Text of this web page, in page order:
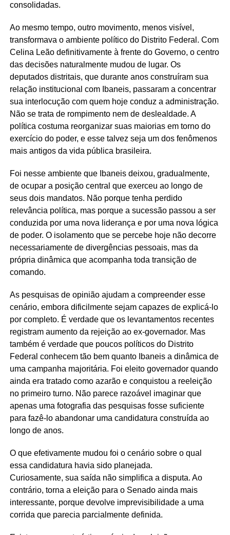
consolidadas.
Ao mesmo tempo, outro movimento, menos visível,
transformava o ambiente político do Distrito Federal. Com
Celina Leão definitivamente à frente do Governo, o centro
das decisões naturalmente mudou de lugar. Os
deputados distritais, que durante anos construíram sua
relação institucional com Ibaneis, passaram a concentrar
sua interlocução com quem hoje conduz a administração.
Não se trata de rompimento nem de deslealdade. A
política costuma reorganizar suas maiorias em torno do
exercício do poder, e esse talvez seja um dos fenômenos
mais antigos da vida pública brasileira.
Foi nesse ambiente que Ibaneis deixou, gradualmente,
de ocupar a posição central que exerceu ao longo de
seus dois mandatos. Não porque tenha perdido
relevância política, mas porque a sucessão passou a ser
conduzida por uma nova liderança e por uma nova lógica
de poder. O isolamento que se percebe hoje não decorre
necessariamente de divergências pessoais, mas da
própria dinâmica que acompanha toda transição de
comando.
As pesquisas de opinião ajudam a compreender esse
cenário, embora dificilmente sejam capazes de explicá-lo
por completo. É verdade que os levantamentos recentes
registram aumento da rejeição ao ex-governador. Mas
também é verdade que poucos políticos do Distrito
Federal conhecem tão bem quanto Ibaneis a dinâmica de
uma campanha majoritária. Foi eleito governador quando
ainda era tratado como azarão e conquistou a reeleição
no primeiro turno. Não parece razoável imaginar que
apenas uma fotografia das pesquisas fosse suficiente
para fazê-lo abandonar uma candidatura construída ao
longo de anos.
O que efetivamente mudou foi o cenário sobre o qual
essa candidatura havia sido planejada.
Curiosamente, sua saída não simplifica a disputa. Ao
contrário, torna a eleição para o Senado ainda mais
interessante, porque devolve imprevisibilidade a uma
corrida que parecia parcialmente definida.